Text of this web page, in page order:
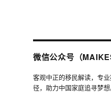
微信公众号（
客观中正的移民解读，专
径，助力中国家庭追寻梦想